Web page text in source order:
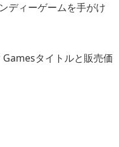
ディーゲームを手がけ
タイトルと販売価